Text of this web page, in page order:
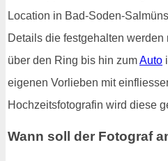
Location in Bad-Soden-
Details die festgehalten werden
über den Ring bis hin zumAuto
eigenen Vorlieben mit
Hochzeitsfotografin wird diese
Wann soll der Fotograf